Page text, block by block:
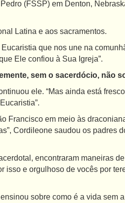
(FSSP) em Denton,
Latina e aos sacramentos.
que nos une na
Ele confiou à Sua Igreja”.
sem o sacerdócio, não
ele. “Mas ainda está
Francisco em meio às
Cordileone saudou os padres
encontraram maneiras
isso e orgulhoso de vocês por
sobre como é a vida sem